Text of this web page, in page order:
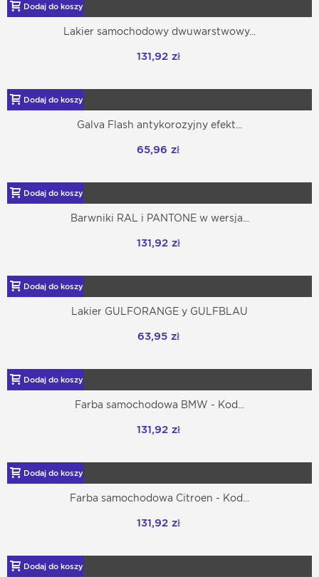
Dodaj do koszyka
Lakier samochodowy dwuwarstwowy...
131,92 zł
Dodaj do koszyka
Galva Flash antykorozyjny efekt...
65,96 zł
Dodaj do koszyka
Barwniki RAL i PANTONE w wersja...
131,92 zł
Dodaj do koszyka
Lakier GULFORANGE y GULFBLAU
63,95 zł
Dodaj do koszyka
Farba samochodowa BMW - Kod...
131,92 zł
Dodaj do koszyka
Farba samochodowa Citroen - Kod...
131,92 zł
Dodaj do koszyka